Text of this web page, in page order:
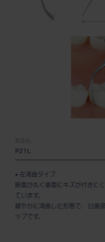
製品名:
P21L
• 左湾曲タイプ
断面が丸く歯面にキズが付きに
ています。
緩やかに湾曲した形態で、 臼歯
ップです。